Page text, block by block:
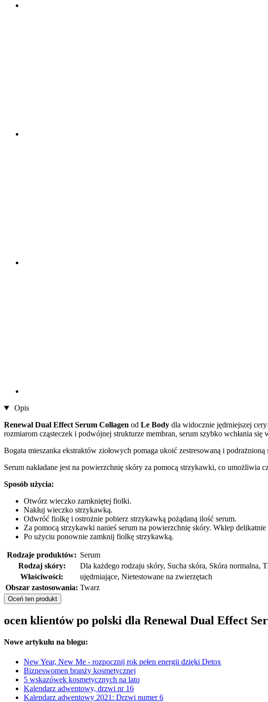
Opis
Renewal Dual Effect Serum Collagen od Le Body dla widocznie jędrniejszej
rozmiarom cząsteczek i podwójnej strukturze membran, serum szybko wchłania
Bogata mieszanka ekstraktów ziołowych pomaga ukoić zestresowaną i
Serum nakładane jest na powierzchnię skóry za pomocą strzykawki, co
Sposób użycia:
Otwórz wieczko zamkniętej fiolki.
Nakłuj wieczko strzykawką.
Odwróć fiolkę i ostrożnie pobierz strzykawką pożądaną ilość serum.
Za pomocą strzykawki nanieś serum na powierzchnię skóry. Wklep
Po użyciu ponownie zamknij fiolkę strzykawką.
Rodzaje produktów: Serum
Rodzaj skóry:
Dla każdego rodzaju skóry, Sucha skóra, Skóra normalna,
Właściwości:
ujędrniające, Nietestowane na zwierzętach
Obszar zastosowania: Twarz
Oceń ten produkt
ocen klientów po polski dla Renewal Dual Effect
Nowe artykułu na blogu:
New Year, New Me - rozpocznij rok pełen energii dzięki Detox
Bizneswomen branży kosmetycznej
5 wskazówek kosmetycznych na lato
Kalendarz adwentowy, drzwi nr 16
Kalendarz adwentowy 2021: Drzwi numer 6